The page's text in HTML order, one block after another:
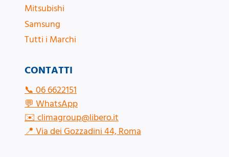
CONTATTI
📞06 6622151
💬WhatsApp
✉️climagroup@libero.it
📍Via dei Gozzadini 44, Roma
Mitsubishi
Samsung
Tutti i Marchi